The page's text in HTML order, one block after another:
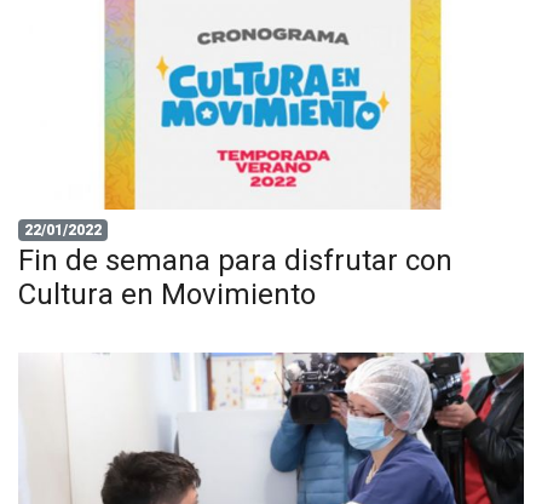
22/01/2022
Fin de semana para disfrutar con
Cultura en Movimiento